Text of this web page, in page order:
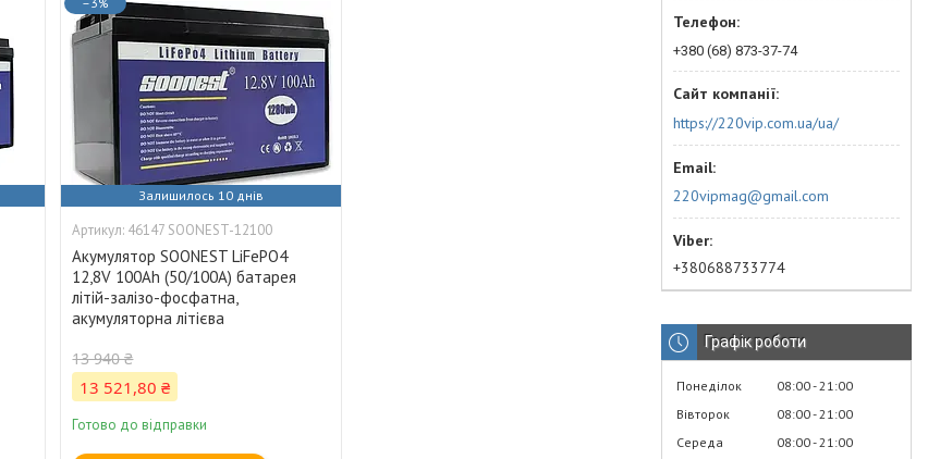
Залишилось 10 днів
46147 SOONEST-12100
Акумулятор SOONEST LiFePO4
12,8V 100Ah (50/100A) батарея
літій-залізо-фосфатна,
акумуляторна літієва
13 940 ₴
13 521,80 ₴
Готово до відправки
+380 (68) 873-37-74
https://220vip.com.ua/ua/
220vipmag@gmail.com
+380688733774
Графік роботи
Понеділок 08:00 21:00
Вівторок
08:00 21:00
Середа
08:00 21:00